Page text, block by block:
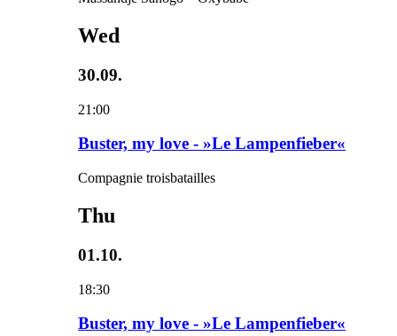
Wed
30.09.
21:00
Buster, my love - »Le Lampenfieber«
Compagnie troisbatailles
Thu
01.10.
18:30
Buster, my love - »Le Lampenfieber«